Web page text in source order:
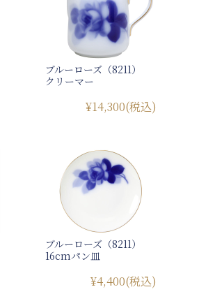
ブルーローズ（8211）
クリーマー
¥14,300(税込)
ブルーローズ（8211）
16cmパン皿
¥4,400(税込)